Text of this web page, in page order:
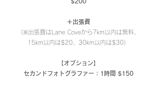
＋出張費
（※出張費はLane Coveから7km以内は無料、
15km以内は$20、30km以内は$30）
【オプション】
​セカンドフォトグラファー：1時間 $150